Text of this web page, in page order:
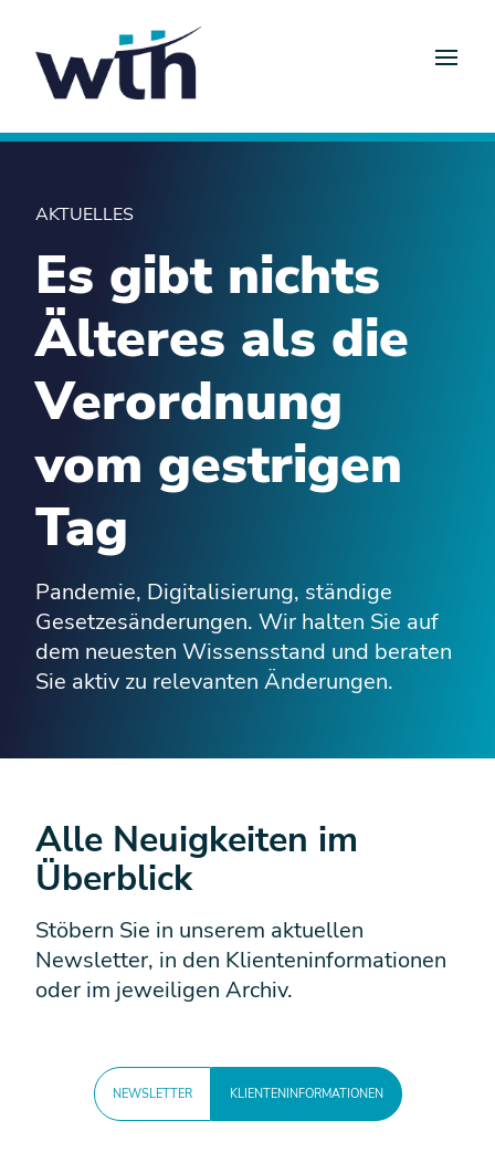
AKTUELLES
Es gibt nichts
Älteres als die
Verordnung
vom gestrigen
Tag
Pandemie, Digitalisierung, ständige
Gesetzesänderungen. Wir halten Sie auf
dem neuesten Wissensstand und beraten
Sie aktiv zu relevanten Änderungen.
Alle Neuigkeiten im
Überblick
Stöbern Sie in unserem aktuellen
Newsletter, in den Klienteninformationen
oder im jeweiligen Archiv.
NEWSLETTER KLIENTENINFORMATIONEN